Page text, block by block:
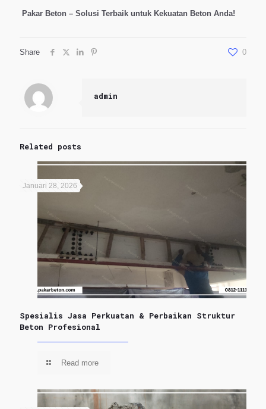
Pakar Beton – Solusi Terbaik untuk Kekuatan Beton Anda!
Share 0
admin
Related posts
Januari 28, 2026
Spesialis Jasa Perkuatan & Perbaikan Struktur
Beton Profesional
Read more